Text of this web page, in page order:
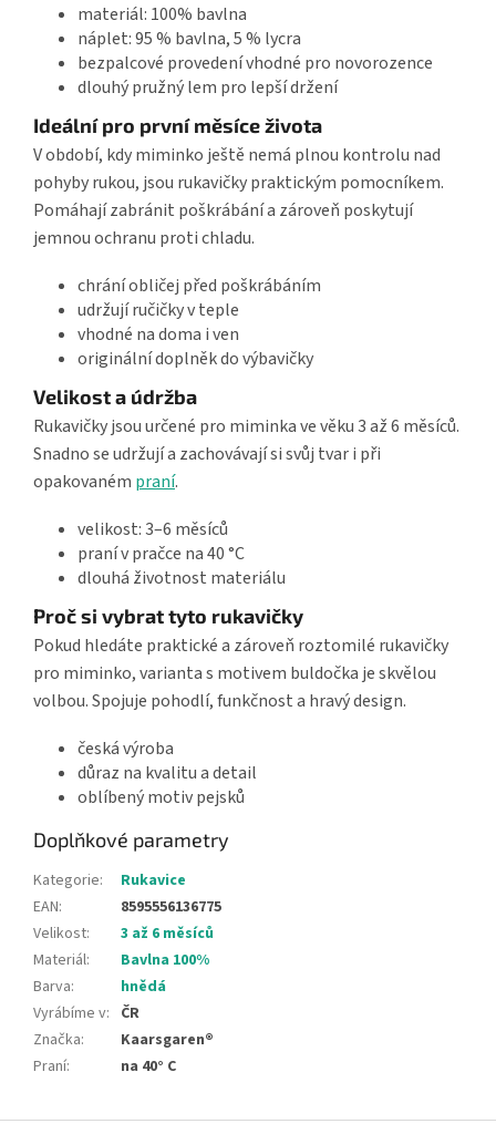
materiál: 100% bavlna
náplet: 95 % bavlna, 5 % lycra
bezpalcové provedení vhodné pro novorozence
dlouhý pružný lem pro lepší držení
Ideální pro první měsíce života
V období, kdy miminko ještě nemá plnou kontrolu nad
pohyby rukou, jsou rukavičky praktickým pomocníkem.
Pomáhají zabránit poškrábání a zároveň poskytují
jemnou ochranu proti chladu.
chrání obličej před poškrábáním
udržují ručičky v teple
vhodné na doma i ven
originální doplněk do výbavičky
Velikost a údržba
Rukavičky jsou určené pro miminka ve věku 3 až 6 měsíců.
Snadno se udržují a zachovávají si svůj tvar i při
opakovaném praní.
velikost: 3–6 měsíců
praní v pračce na 40 °C
dlouhá životnost materiálu
Proč si vybrat tyto rukavičky
Pokud hledáte praktické a zároveň roztomilé rukavičky
pro miminko, varianta s motivem buldočka je skvělou
volbou. Spojuje pohodlí, funkčnost a hravý design.
česká výroba
důraz na kvalitu a detail
oblíbený motiv pejsků
Doplňkové parametry
Kategorie:
Rukavice
EAN:
8595556136775
Velikost:
3 až 6 měsíců
Materiál:
Bavlna 100%
Barva:
hnědá
Vyrábíme v: ČR
Značka:
Kaarsgaren®
Praní: na 40° C